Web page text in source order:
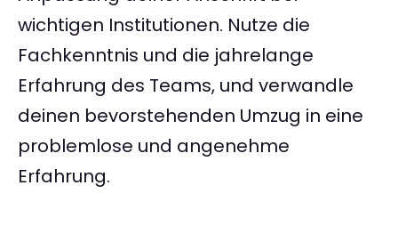
wichtigen Institutionen. Nutze die
Fachkenntnis und die jahrelange
Erfahrung des Teams, und verwandle
deinen bevorstehenden Umzug in eine
problemlose und angenehme
Erfahrung.